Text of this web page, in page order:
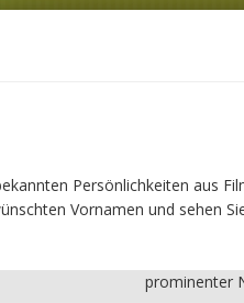
Persönlichkeiten aus
Vornamen und sehen
prominenter